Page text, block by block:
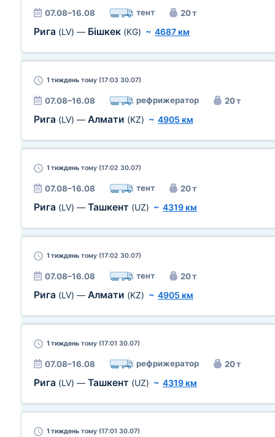
07.08–16.08 тент 20 т
Рига (LV) — Бішкек (KG) ~ 4687 км
1 тиждень тому (17:03 30.07)
07.08–16.08 рефрижератор 20 т
Рига (LV) — Алмати (KZ) ~ 4905 км
1 тиждень тому (17:02 30.07)
07.08–16.08 тент 20 т
Рига (LV) — Ташкент (UZ) ~ 4319 км
1 тиждень тому (17:02 30.07)
07.08–16.08 тент 20 т
Рига (LV) — Алмати (KZ) ~ 4905 км
1 тиждень тому (17:01 30.07)
07.08–16.08 рефрижератор 20 т
Рига (LV) — Ташкент (UZ) ~ 4319 км
1 тиждень тому (17:01 30.07)